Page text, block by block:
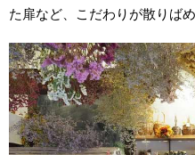
た扉など、こだわりが散りば